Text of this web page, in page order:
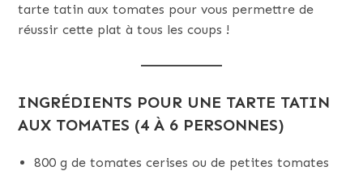
tarte tatin aux tomates pour vous permettre de
réussir cette plat à tous les coups !
INGRÉDIENTS POUR UNE TARTE TATIN
AUX TOMATES (4 À 6 PERSONNES)
800 g de tomates cerises ou de petites tomates